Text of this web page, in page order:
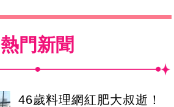
熱門新聞
46歲料理網紅肥大叔逝！